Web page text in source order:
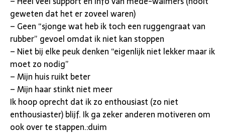
geweten dat het er zoveel waren)
– Geen “sjonge wat heb ik toch een ruggengraat van
rubber” gevoel omdat ik niet kan stoppen
– Niet bij elke peuk denken “eigenlijk niet lekker maar ik
moet zo nodig”
– Mijn huis ruikt beter
– Mijn haar stinkt niet meer
Ik hoop oprecht dat ik zo enthousiast (zo niet
enthousiaster) blijf. Ik ga zeker anderen motiveren om
ook over te stappen.:duim